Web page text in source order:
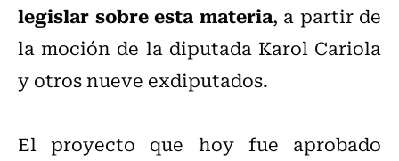
legislar sobre esta materia, a partir de
la moción de la diputada Karol Cariola
y otros nueve exdiputados.
El proyecto que hoy fue aprobado